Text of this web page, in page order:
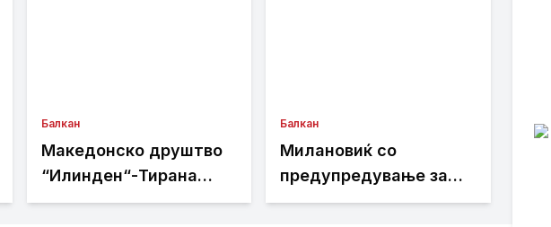
Балкан
Македонско друштво
“Илинден“-Тирана
бара официјалната
Балкан
Милановиќ со
предупредување за
регионот: